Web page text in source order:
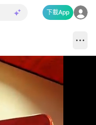
下載App